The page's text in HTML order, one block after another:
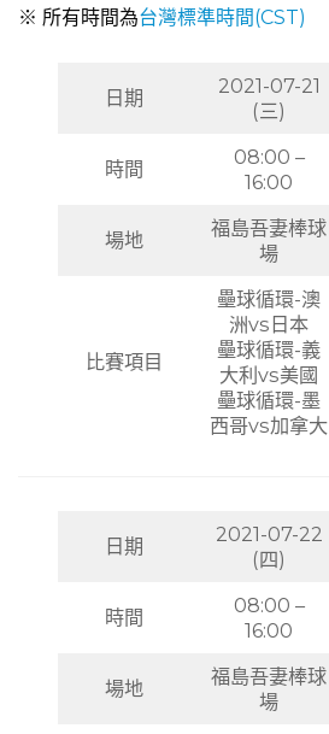
※ 所有時間為台灣標準時間(CST)
日期
2021-07-21
(三)
時間
08:00 –
16:00
場地
福島吾妻棒球
場
比賽項目
壘球循環-澳
洲vs日本
壘球循環-義
大利vs美國
壘球循環-墨
西哥vs加拿大
日期
2021-07-22
(四)
時間
08:00 –
16:00
場地
福島吾妻棒球
場